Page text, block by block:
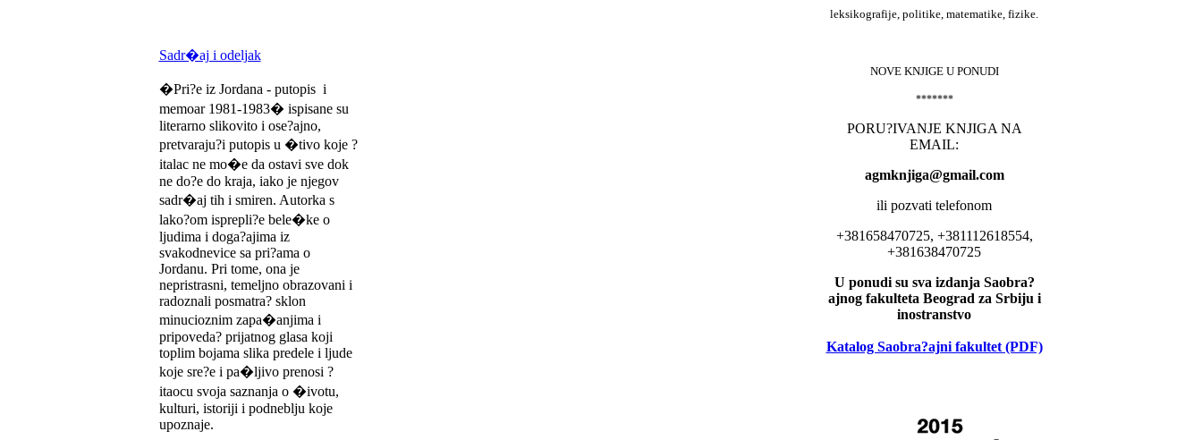
Sadr�aj i odeljak
�Pri?e iz Jordana - putopis i
memoar 1981-1983� ispisane su
literarno slikovito i ose?ajno,
pretvaraju?i putopis u �tivo koje ?
italac ne mo�e da ostavi sve dok
ne do?e do kraja, iako je njegov
sadr�aj tih i smiren. Autorka s
lako?om isprepli?e bele�ke o
ljudima i doga?ajima iz
svakodnevice sa pri?ama o
Jordanu. Pri tome, ona je
nepristrasni, temeljno obrazovani i
radoznali posmatra? sklon
minucioznim zapa�anjima i
pripoveda? prijatnog glasa koji
toplim bojama slika predele i ljude
koje sre?e i pa�ljivo prenosi ?
itaocu svoja saznanja o �ivotu,
kulturi, istoriji i podneblju koje
upoznaje.
leksikografije, politike, matematike, fizike.
NOVE KNJIGE U PONUDI
*******
PORU?IVANJE KNJIGA NA
EMAIL:
agmknjiga@gmail.com
ili pozvati telefonom
+381658470725, +381112618554,
+381638470725
U ponudi su sva izdanja Saobra?
ajnog fakulteta Beograd za Srbiju i
inostranstvo
Katalog Saobra?ajni fakultet (PDF)